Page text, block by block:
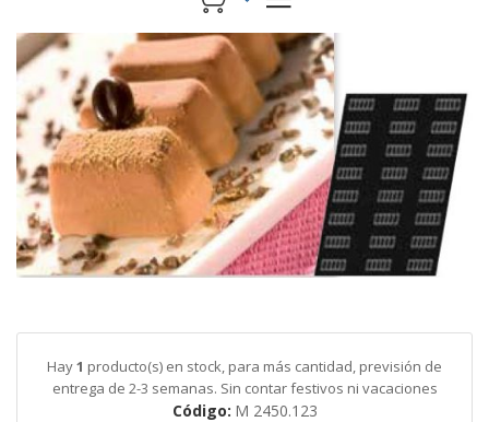
Saltar
al
final
de
la
galería
de
imágenes
comienzo
galería
Hay1 producto(s) en stock, para más cantidad, previsión de
entrega de 2-3 semanas. Sin contar festivos ni vacaciones
Código M 2450.123